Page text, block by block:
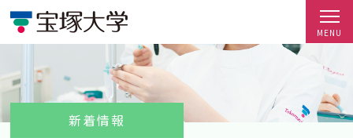
新着情報